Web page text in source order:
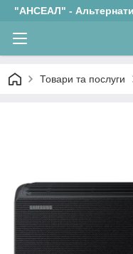
"АНСЕАЛ" -
Товари та послуги